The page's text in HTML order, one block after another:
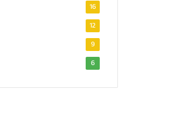
16
12
9
6